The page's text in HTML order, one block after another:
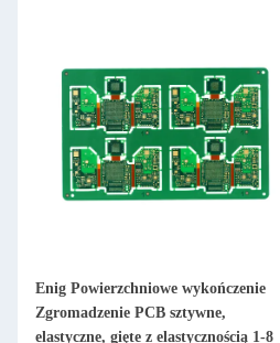
Enig Powierzchniowe wykończenie
Zgromadzenie PCB sztywne,
elastyczne, gięte z elastycznością 1-8